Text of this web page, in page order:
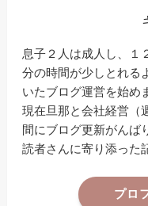
息子２人は成人し、
分の時間が少しとれる
いたブログ運営を始め
現在旦那と会社経営（
間にブログ更新がんば
読者さんに寄り添った
プロ